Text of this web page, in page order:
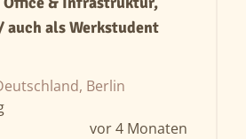
auch als Werkstudent
Berlin
vor 4 Monaten